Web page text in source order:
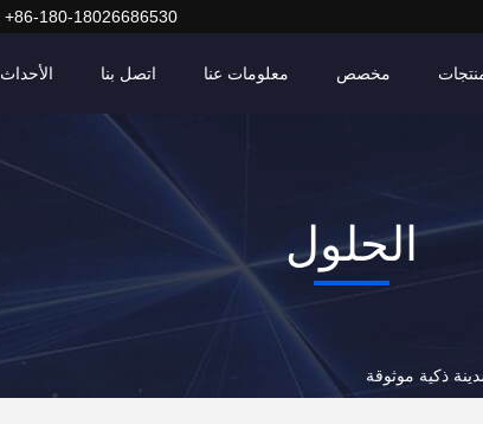
+86-180-18026686530
معلومات عنا اتصل بنا الأحداث مخصص
الحلول